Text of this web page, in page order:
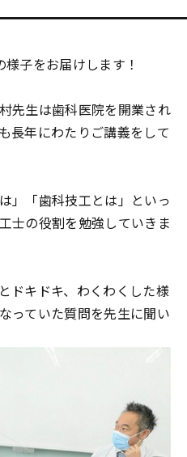
子をお届けします！
先生は歯科医院を開業され
長年にわたりご講義をして
」「歯科技工とは」といっ
士の役割を勉強していきま
ドキドキ、わくわくした様
っていた質問を先生に聞い